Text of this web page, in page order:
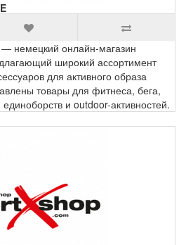
немецкий онлайн-магазин
широкий ассортимент
для активного образа
товары для фитнеса, бега,
и outdoor-активностей.